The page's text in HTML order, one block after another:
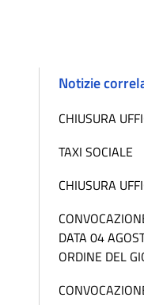
Notizie
CHIUSURA
TAXI SOCIALE
CHIUSURA
DATA 04
ORDINE DEL